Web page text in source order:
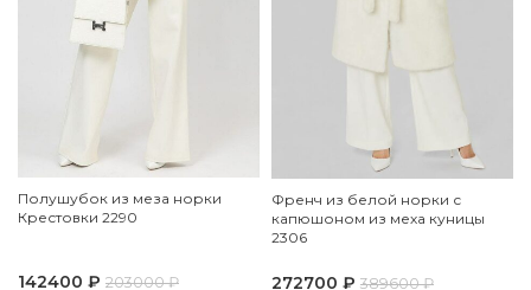
Полушубок из меза норки
Крестовки 2290
142400 ₽ 203000₽
Френч из белой норки с
капюшоном из меха куницы
2306
272700 ₽ 389600₽